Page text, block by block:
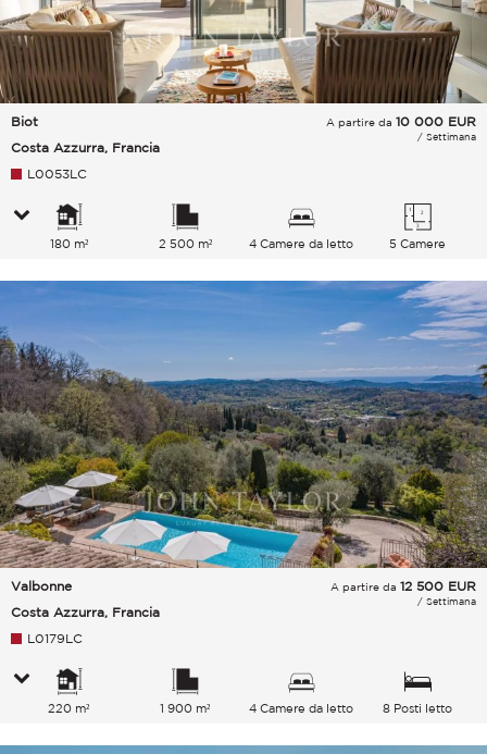
Biot
Costa Azzurra, Francia
A partire da 10 000 EUR
/ Settimana
L0053LC
180 m² 2 500 m² 4 Camere da letto 5 Camere
Valbonne
Costa Azzurra, Francia
A partire da 12 500 EUR
/ Settimana
L0179LC
220 m² 1 900 m² 4 Camere da letto 8 Posti letto